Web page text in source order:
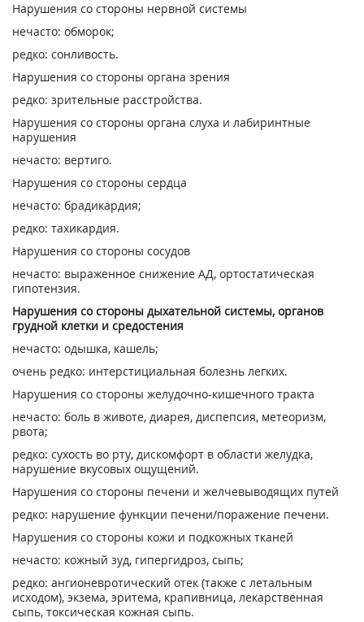
Нарушения со стороны нервной системы
нечасто: обморок;
редко: сонливость.
Нарушения со стороны органа зрения
редко: зрительные расстройства.
Нарушения со стороны органа слуха и лабиринтные
нарушения
нечасто: вертиго.
Нарушения со стороны сердца
нечасто: брадикардия;
редко: тахикардия.
Нарушения со стороны сосудов
нечасто: выраженное снижение АД, ортостатическая
гипотензия.
Нарушения со стороны дыхательной системы, органов
грудной клетки и средостения
нечасто: одышка, кашель;
очень редко: интерстициальная болезнь легких.
Нарушения со стороны желудочно-кишечного тракта
нечасто: боль в животе, диарея, диспепсия, метеоризм,
рвота;
редко: сухость во рту, дискомфорт в области желудка,
нарушение вкусовых ощущений.
Нарушения со стороны печени и желчевыводящих путей
редко: нарушение функции печени/поражение печени.
Нарушения со стороны кожи и подкожных тканей
нечасто: кожный зуд, гипергидроз, сыпь;
редко: ангионевротический отек (также с летальным
исходом), экзема, эритема, крапивница, лекарственная
сыпь, токсическая кожная сыпь.